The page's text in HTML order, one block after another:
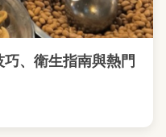
、衛生指南與熱門